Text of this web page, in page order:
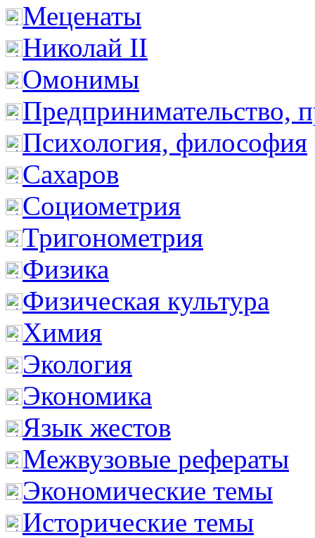
Меценаты
Николай II
Омонимы
Предпринимательство,
Психология, философия
Сахаров
Социометрия
Тригонометрия
Физика
Физическая культура
Химия
Экология
Экономика
Язык жестов
Межвузовые рефераты
Экономические темы
Исторические темы